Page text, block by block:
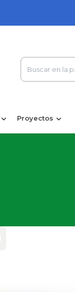
Proyectos